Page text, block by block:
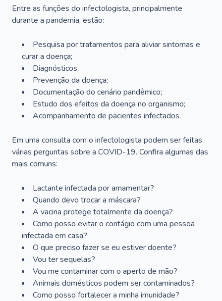
Entre as funções do infectologista, principalmente
durante a pandemia, estão:
Pesquisa por tratamentos para aliviar sintomas e
curar a doença;
Diagnósticos;
Prevenção da doença;
Documentação do cenário pandêmico;
Estudo dos efeitos da doença no organismo;
Acompanhamento de pacientes infectados.
Em uma consulta com o infectologista podem ser feitas
várias perguntas sobre a COVID-19. Confira algumas das
mais comuns:
Lactante infectada por amamentar?
Quando devo trocar a máscara?
A vacina protege totalmente da doença?
Como posso evitar o contágio com uma pessoa
infectada em casa?
O que preciso fazer se eu estiver doente?
Vou ter sequelas?
Vou me contaminar com o aperto de mão?
Animais domésticos podem ser contaminados?
Como posso fortalecer a minha imunidade?